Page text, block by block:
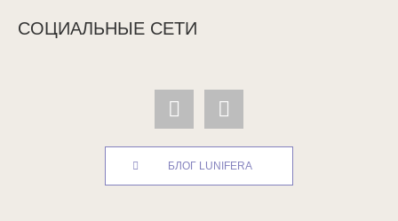
СОЦИАЛЬНЫЕ СЕТИ
БЛОГ LUNIFERA